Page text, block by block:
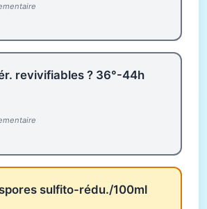
revivifiables ? 36°-44h
sulfito-rédu./100ml